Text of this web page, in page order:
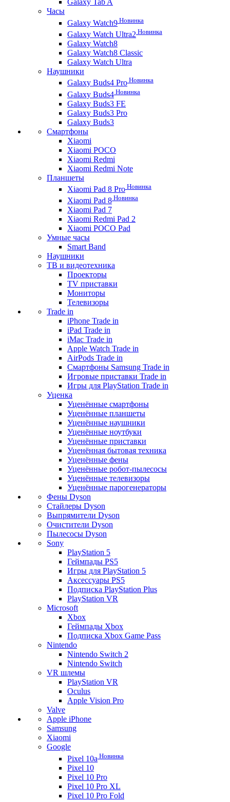
Galaxy Tab A
Часы
Galaxy Watch9 Новинка
Galaxy Watch Ultra2 Новинка
Galaxy Watch8
Galaxy Watch8 Classic
Galaxy Watch Ultra
Наушники
Galaxy Buds4 Pro Новинка
Galaxy Buds4 Новинка
Galaxy Buds3 FE
Galaxy Buds3 Pro
Galaxy Buds3
Смартфоны
Xiaomi
Xiaomi POCO
Xiaomi Redmi
Xiaomi Redmi Note
Планшеты
Xiaomi Pad 8 Pro Новинка
Xiaomi Pad 8 Новинка
Xiaomi Pad 7
Xiaomi Redmi Pad 2
Xiaomi POCO Pad
Умные часы
Smart Band
Наушники
ТВ и видеотехника
Проекторы
TV приставки
Мониторы
Телевизоры
Trade in
iPhone Trade in
iPad Trade in
iMac Trade in
Apple Watch Trade in
AirPods Trade in
Смартфоны Samsung Trade in
Игровые приставки Trade in
Игры для PlayStation Trade in
Уценка
Уценённые смартфоны
Уценённые планшеты
Уценённые наушники
Уценённые ноутбуки
Уценённые приставки
Уценённая бытовая техника
Уценённые фены
Уценённые робот-пылесосы
Уценённые телевизоры
Уценённые парогенераторы
Фены Dyson
Стайлеры Dyson
Выпрямители Dyson
Очистители Dyson
Пылесосы Dyson
Sony
PlayStation 5
Геймпады PS5
Игры для PlayStation 5
Аксессуары PS5
Подписка PlayStation Plus
PlayStation VR
Microsoft
Xbox
Геймпады Xbox
Подписка Xbox Game Pass
Nintendo
Nintendo Switch 2
Nintendo Switch
VR шлемы
PlayStation VR
Oculus
Apple Vision Pro
Valve
Apple iPhone
Samsung
Xiaomi
Google
Pixel 10a Новинка
Pixel 10
Pixel 10 Pro
Pixel 10 Pro XL
Pixel 10 Pro Fold